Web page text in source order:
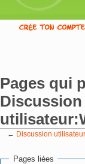
Pages qui
Discussion
← Discussion
Pages liées